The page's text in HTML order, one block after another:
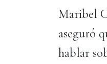
Maribel
aseguró
hablar